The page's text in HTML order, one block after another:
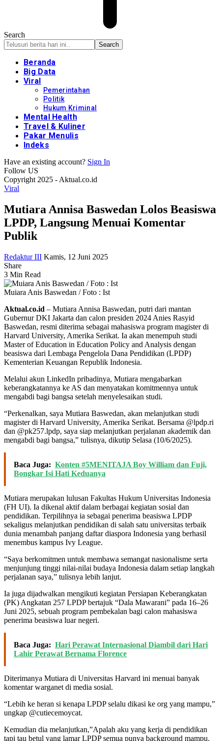
Search
Beranda
Big Data
Viral
Pemerintahan
Politik
Hukum Kriminal
Mental Health
Travel & Kuliner
Pakar Menulis
Indeks
Have an existing account? Sign In
Follow US
Copyright 2025 - Aktual.co.id
Viral
Mutiara Annisa Baswedan Lolos Beasiswa
LPDP, Langsung Menuai Komentar
Publik
Redaktur III Kamis, 12 Juni 2025
Share
3 Min Read
Muiara Anis Baswedan / Foto : Ist
Aktual.co.id – Mutiara Annisa Baswedan, putri dari mantan
Gubernur DKI Jakarta dan calon presiden 2024 Anies Rasyid
Baswedan, resmi diterima sebagai mahasiswa program magister di
Harvard University, Amerika Serikat. Ia akan menempuh studi
Master of Education in Education Policy and Analysis dengan
beasiswa dari Lembaga Pengelola Dana Pendidikan (LPDP)
Kementerian Keuangan Republik Indonesia.
Melalui akun LinkedIn pribadinya, Mutiara mengabarkan
keberangkatannya ke AS dan menyatakan komitmennya untuk
mengabdi bagi bangsa setelah menyelesaikan studi.
“Perkenalkan, saya Mutiara Baswedan, akan melanjutkan studi
magister di Harvard University, Amerika Serikat. Bersama @lpdp.ri
dan @pk257.lpdp, saya siap melanjutkan perjalanan akademik dan
mengabdi bagi bangsa,” tulisnya, dikutip Selasa (10/6/2025).
Baca Juga: Konten #5MENITAJA Boy William dan Fuji,
Bongkar Isi Hati Keduanya
Mutiara merupakan lulusan Fakultas Hukum Universitas Indonesia
(FH UI). Ia dikenal aktif dalam berbagai kegiatan sosial dan
pendidikan. Terpilihnya ia sebagai penerima beasiswa LPDP
sekaligus melanjutkan pendidikan di salah satu universitas terbaik
dunia menambah panjang daftar diaspora Indonesia yang berhasil
menembus kampus Ivy League.
“Saya berkomitmen untuk membawa semangat nasionalisme serta
menjunjung tinggi nilai-nilai budaya Indonesia dalam setiap langkah
perjalanan saya,” tulisnya lebih lanjut.
Ia juga dijadwalkan mengikuti kegiatan Persiapan Keberangkatan
(PK) Angkatan 257 LPDP bertajuk “Dala Mawarani” pada 16–26
Juni 2025, sebuah program pembekalan bagi calon mahasiswa
penerima beasiswa luar negeri.
Baca Juga: Hari Perawat Internasional Diambil dari Hari
Lahir Perawat Bernama Florence
Diterimanya Mutiara di Universitas Harvard ini menuai banyak
komentar warganet di media sosial.
“Lebih ke heran si kenapa LPDP selalu dikasi ke org yang mampu,”
ungkap @cutiecemoycat.
Kemudian dia melanjutkan,”Apalah aku yang kerja di pendidikan
tapi tau betul yang lamar LPDP semua punya background mampu.